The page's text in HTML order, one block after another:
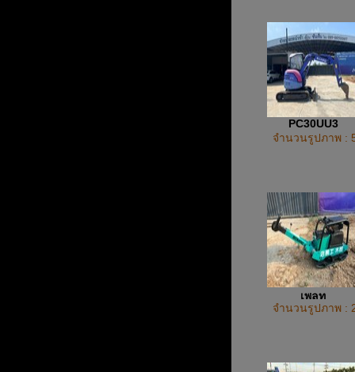
PC30UU3
จำนวนรูปภาพ :
เพลท
จำนวนรูปภาพ :